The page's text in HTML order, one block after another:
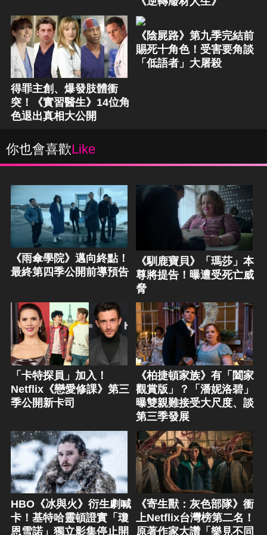
得罪主創、爆發肢體衝
突！《實習醫生》14位角
色退出真相大公開
《陰屍路》第九季完結前
賜死十角色！受害要角談
「低語者」大屠殺
你也會喜歡Like
《雨傘學院》邁向終點！
最終第四季公開前導預告
《馴鹿寶貝》「瑪莎」本
尊將提告！曝遭受死亡威
脅
「卡特探員」加入！
Netflix《戀愛修課》第三
季公開新卡司
《柏捷頓家族》有「闔家
觀賞版」？「潘妮洛碧」
曝雙親難接受大尺度、談
第三季發展
HBO《冰與火》衍生劇喊
卡！基特哈靈頓證實「瓊
恩雪諾」獨立影集停止開
《寄生獸：灰色部隊》衝
上Netflix台灣榜第二名！
原著作家大讚「樂見不同